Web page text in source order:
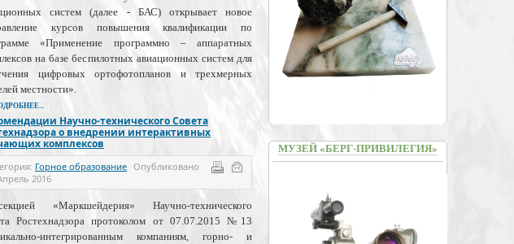
систем (далее - БАС) открывает новое
курсов повышения квалификации по
«Применение программно – аппаратных
на базе беспилотных авиационных систем для
цифровых ортофотопланов и трехмерных
местности».
Научно-технического Совета
о внедрении интерактивных
комплексов
Горное образование Опубликовано
2016
«Маркшейдерия» Научно-технического
Ростехнадзора протоколом от 07.07.2015 №13
интегрированным компаниям, горно- и
МУЗЕЙ «БЕРГ-ПРИВИЛЕГИЯ»